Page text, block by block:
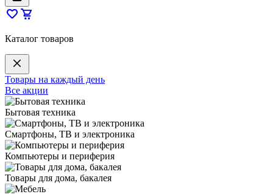
Каталог товаров
Товары на каждый день
Все акции
Бытовая техника
Смартфоны, ТВ и электроника
Компьютеры и периферия
Товары для дома, бакалея